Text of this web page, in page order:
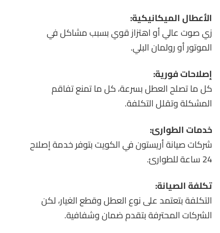
الأعطال الميكانيكية:
زي صوت عالي أو اهتزاز قوي بسبب مشاكل في
الموتور أو رولمان البلي.
إصلاحات فورية:
كل ما تصلح العطل بسرعة، كل ما تمنع تفاقم
المشكلة وتقلل التكلفة.
خدمات الطوارئ:
شركات صيانة أريستون في الكويت بتوفر خدمة إصلاح
24 ساعة للطوارئ.
تكلفة الصيانة:
التكلفة بتعتمد على نوع العطل وقطع الغيار، لكن
الشركات المحترفة بتقدم ضمان وشفافية.